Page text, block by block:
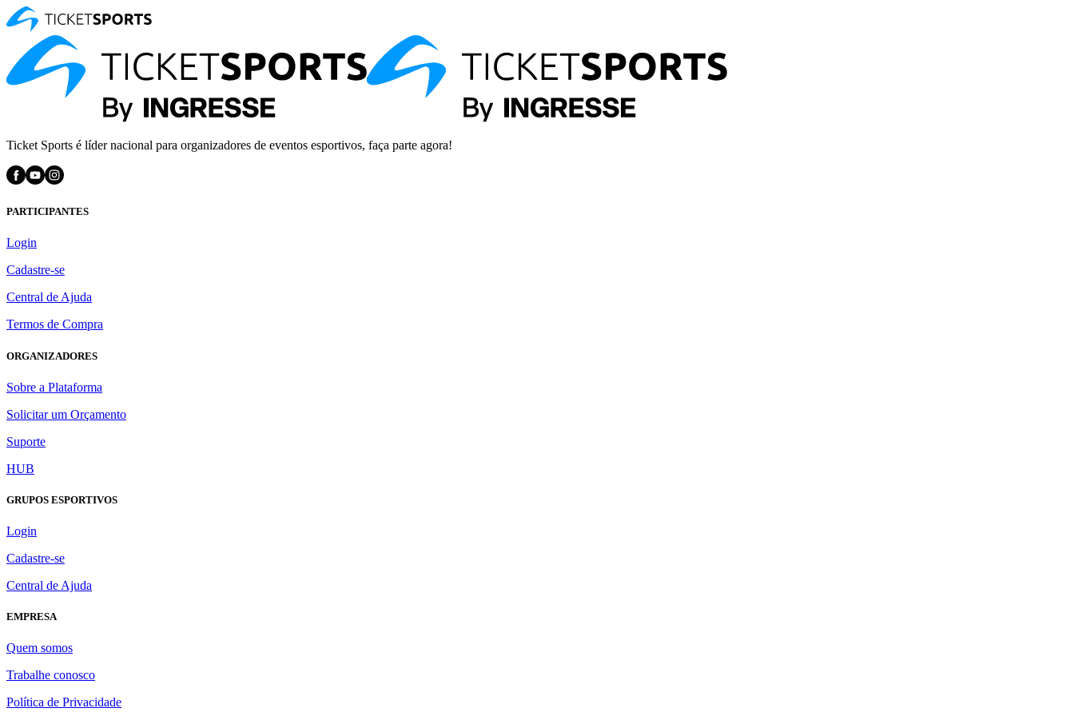
Ticket Sports é líder nacional para organizadores de eventos esportivos, faça parte agora!
PARTICIPANTES
Login
Cadastre-se
Central de Ajuda
Termos de Compra
ORGANIZADORES
Sobre a Plataforma
Solicitar um Orçamento
Suporte
HUB
GRUPOS ESPORTIVOS
Login
Cadastre-se
Central de Ajuda
EMPRESA
Quem somos
Trabalhe conosco
Política de Privacidade